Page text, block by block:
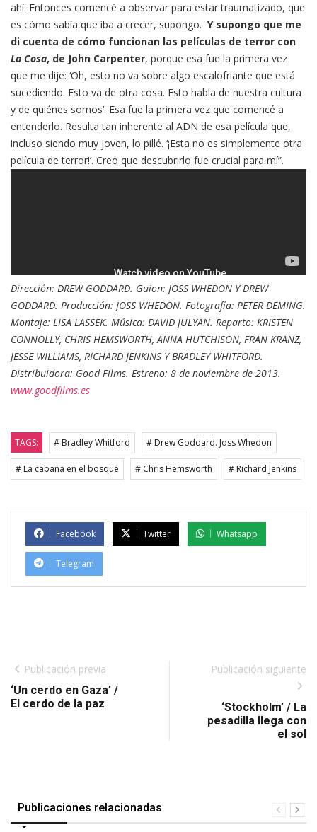
ahí. Entonces comencé a observar para estar traumatizado, que
es cómo sabía que iba a crecer, supongo. Y supongo que me
di cuenta de cómo funcionan las películas de terror con
La Cosa, de John Carpenter, porque esa fue la primera vez
que me dije: ‘Oh, esto no va sobre algo escalofriante que está
sucediendo. Esto va de otra cosa. Esto habla de nuestra cultura
y de quiénes somos’. Esa fue la primera vez que comencé a
entenderlo. Resulta tan inherente al ADN de esa película que,
incluso siendo muy joven, lo pillé. ‘¡Esta no es simplemente otra
película de terror!’. Creo que descubrirlo fue crucial para mí”.
Dirección: DREW GODDARD. Guion: JOSS WHEDON Y DREW
GODDARD. Producción: JOSS WHEDON. Fotografía: PETER DEMING.
Montaje: LISA LASSEK. Música: DAVID JULYAN. Reparto: KRISTEN
CONNOLLY, CHRIS HEMSWORTH, ANNA HUTCHISON, FRAN KRANZ,
JESSE WILLIAMS, RICHARD JENKINS Y BRADLEY WHITFORD.
Distribuidora: Good Films. Estreno: 8 de noviembre de 2013.
www.goodfilms.es
TAGS: # Bradley Whitford # Drew Goddard. Joss Whedon
# La cabaña en el bosque # Chris Hemsworth # Richard Jenkins
Facebook Twitter Whatsapp
Telegram
Publicación previa
‘Un cerdo en Gaza’ /
El cerdo de la paz
Publicación siguiente
‘Stockholm’ / La
pesadilla llega con
el sol
Publicaciones relacionadas